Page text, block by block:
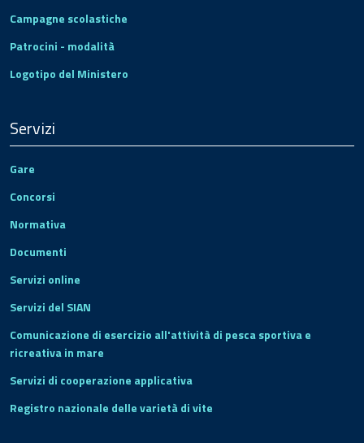
Campagne scolastiche
Patrocini - modalità
Logotipo del Ministero
Servizi
Gare
Concorsi
Normativa
Documenti
Servizi online
Servizi del SIAN
Comunicazione di esercizio all'attività di pesca sportiva e
ricreativa in mare
Servizi di cooperazione applicativa
Registro nazionale delle varietà di vite